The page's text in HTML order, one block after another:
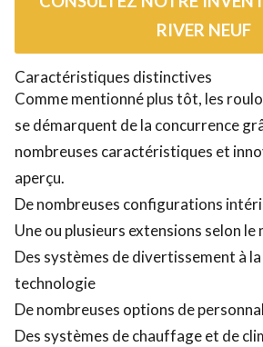
RIVER NEUF
Caractéristiques distinctives
Comme mentionné plus tôt, les
se démarquent de la concurrence
nombreuses caractéristiques et
aperçu.
De nombreuses configurations
Une ou plusieurs extensions selon le
Des systèmes de divertissement à
technologie
De nombreuses options de
Des systèmes de chauffage et de